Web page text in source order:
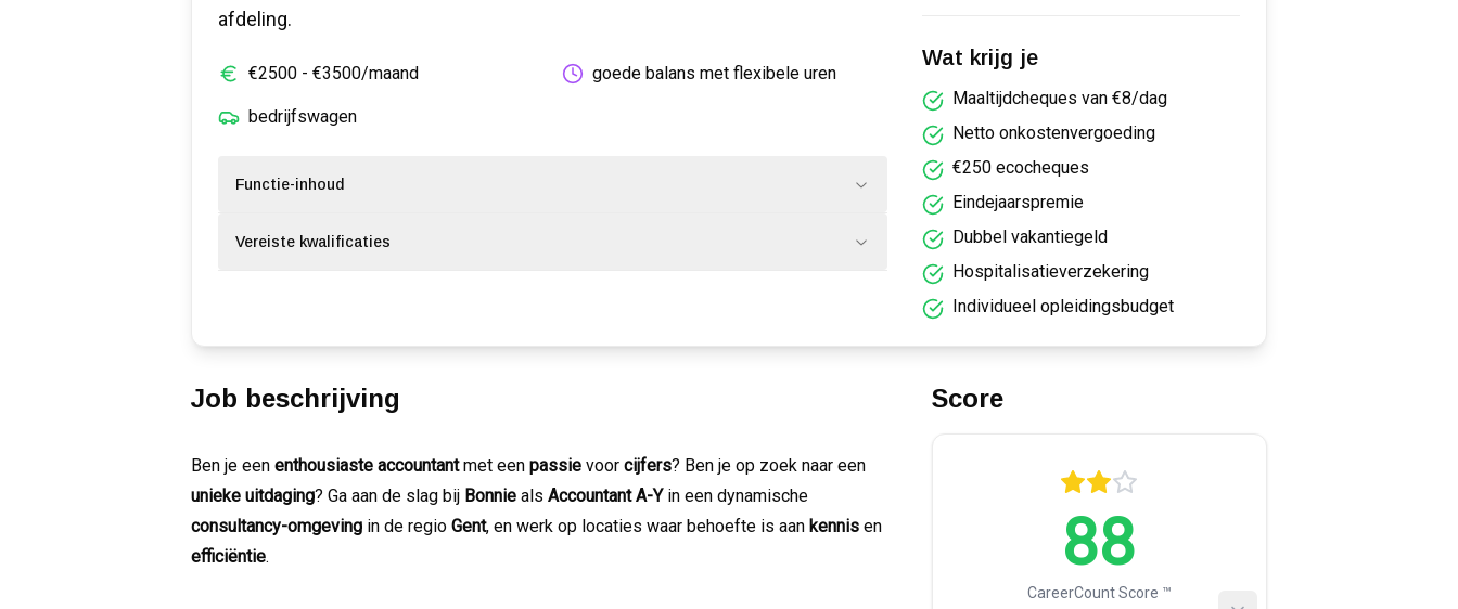
afdeling.
€2500 - €3500/maand goede balans met flexibele uren
bedrijfswagen
Functie-inhoud
Vereiste kwalificaties
Wat krijg je
Maaltijdcheques van €8/dag
Netto onkostenvergoeding
€250 ecocheques
Eindejaarspremie
Dubbel vakantiegeld
Hospitalisatieverzekering
Individueel opleidingsbudget
Job beschrijving
Ben je een enthousiaste accountantmet een passie voor cijfers? Ben je op zoek naar een
unieke uitdaging? Ga aan de slag bij Bonnie als Accountant A-Yin een dynamische
consultancy-omgeving in de regio Gent, en werk op locaties waar behoefte is aan kennis en
efficiëntie.
Score
88
CareerCount Score ™️